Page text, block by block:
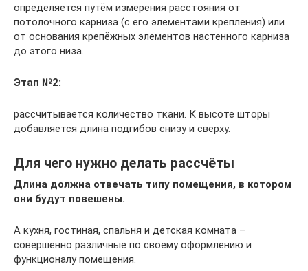
определяется путём измерения расстояния от
потолочного карниза (с его элементами крепления) или
от основания крепёжных элементов настенного карниза
до этого низа.
Этап №2:
рассчитывается количество ткани. К высоте шторы
добавляется длина подгибов снизу и сверху.
Для чего нужно делать рассчёты
Длина должна отвечать типу помещения, в котором
они будут повешены.
А кухня, гостиная, спальня и детская комната –
совершенно различные по своему оформлению и
функционалу помещения.